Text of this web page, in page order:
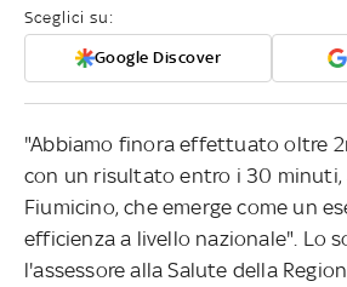
Sceglici su:
Google Discover
"Abbiamo finora effettuato oltre
con un risultato entro i 30
Fiumicino, che emerge come un
efficienza a livello nazionale". Lo
l'assessore alla Salute della